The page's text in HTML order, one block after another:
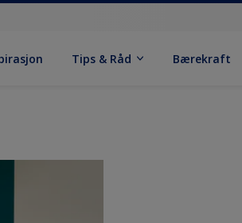
Tips & Råd Bærekraft